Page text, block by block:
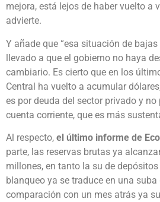
mejora, está lejos de haber vuelto a
advierte.
Y añade que “esa situación de
llevado a que el gobierno no haya
cambiario. Es cierto que en los
Central ha vuelto a acumular
es por deuda del sector privado y
cuenta corriente, que es más
Al respecto, el último informe de
parte, las reservas brutas ya
millones, en tanto la su de
blanqueo ya se traduce en una suba
comparación con un mes atrás ya